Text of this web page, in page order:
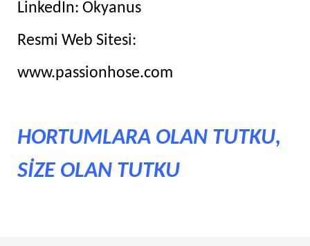
LinkedIn: Okyanus
Resmi Web Sitesi:
www.passionhose.com
HORTUMLARA OLAN TUTKU,
SİZE OLAN TUTKU